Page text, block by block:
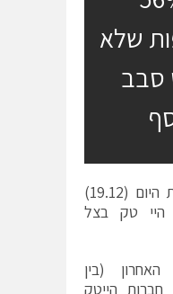
שלא
סבב
רשות החדשנות מפרסמת היום (19.12)
טק בצל
(בין
דגם חברות הייטק